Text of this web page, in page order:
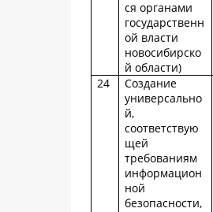
ся органами
государственн
ой власти
новосибирско
й области)
24
Создание
универсально
й,
соответствую
щей
требованиям
информацион
ной
безопасности,